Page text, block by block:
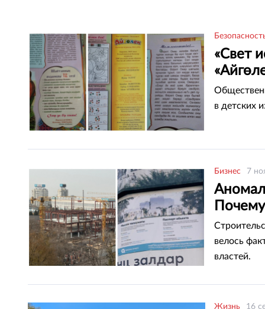
«Свет
в детских
Бизнес 7
велось
властей.
Жизнь 16